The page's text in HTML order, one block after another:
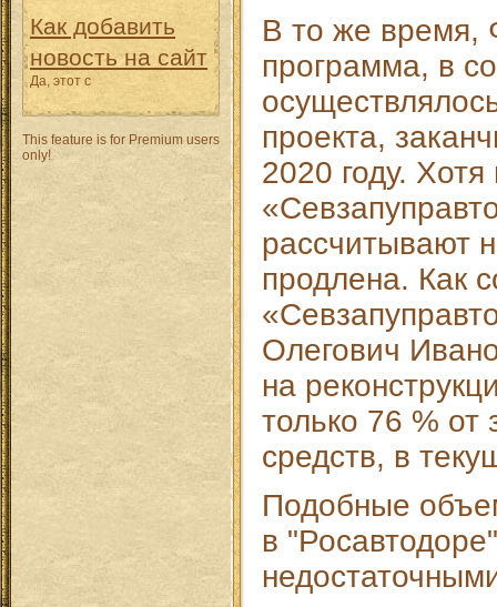
Как добавить
новость на сайт
Да, этот с
This feature is for Premium users
only!
В то же время,
программа, в
проекта,
2020 году. Хотя
рассчитывают
продлена. Как
Олегович
на
только 76 % от
средств, в
Подобные
в